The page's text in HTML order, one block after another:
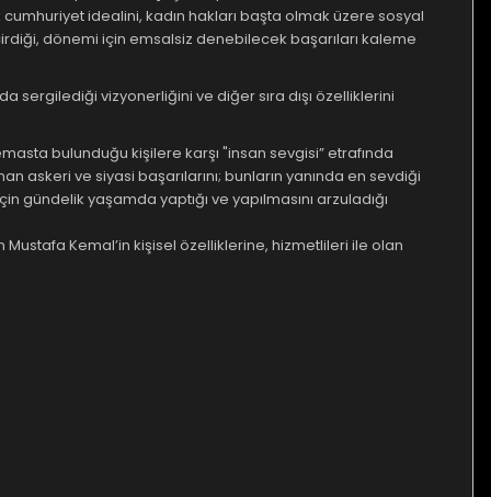
idealini, kadın hakları başta olmak üzere sosyal
dönemi için emsalsiz denebilecek başarıları kaleme
sergilediği vizyonerliğini ve diğer sıra dışı özelliklerini
bulunduğu kişilere karşı "insan sevgisi” etrafında
ve siyasi başarılarını; bunların yanında en sevdiği
yaşamda yaptığı ve yapılmasını arzuladığı
Mustafa Kemal’in kişisel özelliklerine, hizmetlileri ile olan